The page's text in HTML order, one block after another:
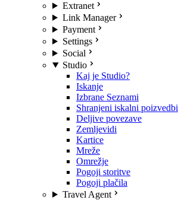
Extranet
Link Manager
Payment
Settings
Social
Studio
Kaj je Studio?
Iskanje
Izbrane Seznami
Shranjeni iskalni poizvedbi
Deljive povezave
Zemljevidi
Kartice
Mreže
Omrežje
Pogoji storitve
Pogoji plačila
Travel Agent